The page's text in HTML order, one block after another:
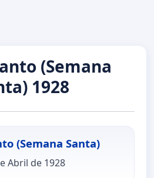
(Semana
1928
(Semana Santa)
Abril de 1928